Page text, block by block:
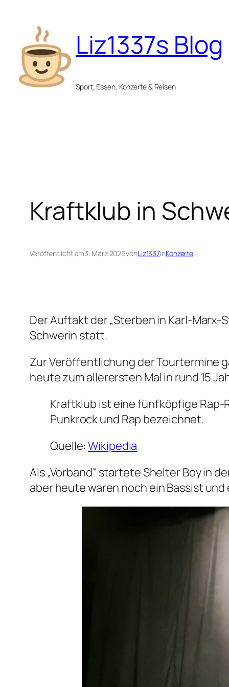
springen
Liz1337s Blog
Sport, Essen, Konzerte & Reisen
Kraftklub in
Veröffentlicht am3. März 2026vonLiz1337inKonzerte
Der Auftakt der „Sterben in Karl-Marx-
Schwerin statt.
Zur Veröffentlichung der Tourtermine
heute zum allerersten Mal in rund 15
Kraftklub ist eine fünfköpfige Rap-
Punkrock und Rap bezeichnet.
Quelle:Wikipedia
Als „Vorband“ startete Shelter Boy in
aber heute waren noch ein Bassist